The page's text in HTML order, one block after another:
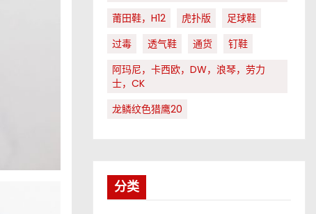
莆田鞋，H12
虎扑版
足球鞋
过毒
透气鞋 通货
钉鞋
阿玛尼，卡西欧，DW，浪琴，劳力
士，CK
龙鳞纹色猎鹰20
分类